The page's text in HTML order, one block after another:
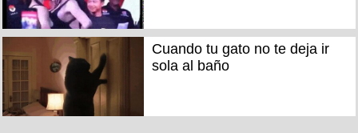
Cuando tu gato no te deja ir
sola al baño